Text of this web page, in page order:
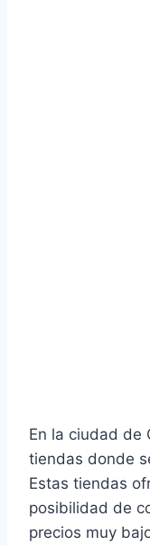
En la ciudad de
tiendas donde
Estas tiendas
posibilidad de
precios muy